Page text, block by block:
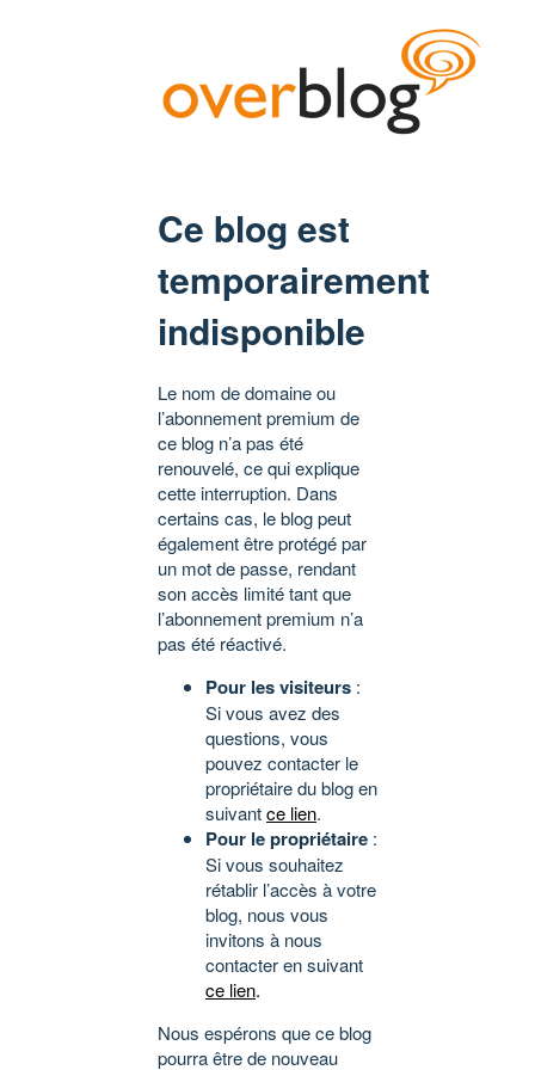
Ce blog est
temporairement
indisponible
Le nom de domaine ou
l’abonnement premium de
ce blog n’a pas été
renouvelé, ce qui explique
cette interruption. Dans
certains cas, le blog peut
également être protégé par
un mot de passe, rendant
son accès limité tant que
l’abonnement premium n’a
pas été réactivé.
Pour les visiteurs :
Si vous avez des
questions, vous
pouvez contacter le
propriétaire du blog en
suivantce lien.
Pour le propriétaire :
Si vous souhaitez
rétablir l’accès à votre
blog, nous vous
invitons à nous
contacter en suivant
ce lien.
Nous espérons que ce blog
pourra être de nouveau